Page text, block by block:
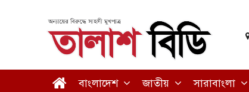
বাংলাদেশ জাতীয় সারাবাংলা